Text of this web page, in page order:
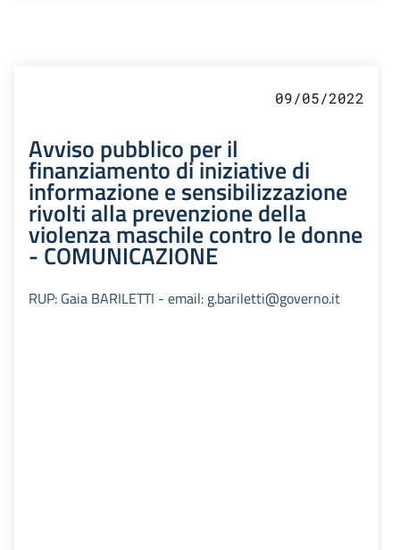
09/05/2022
Avviso pubblico per il
finanziamento di iniziative di
informazione e sensibilizzazione
rivolti alla prevenzione della
violenza maschile contro le donne
- COMUNICAZIONE
RUP: Gaia BARILETTI - email: g.bariletti@governo.it